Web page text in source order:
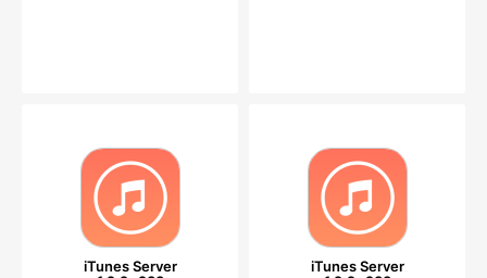
iTunes Server
iTunes Server